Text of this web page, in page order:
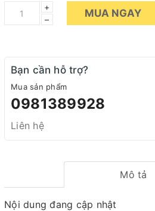
+
–
MUA NGAY
Bạn cần hỗ trợ?
Mua sản phẩm
0981389928
Liên hệ
Mô tả
Nội dung đang cập nhật